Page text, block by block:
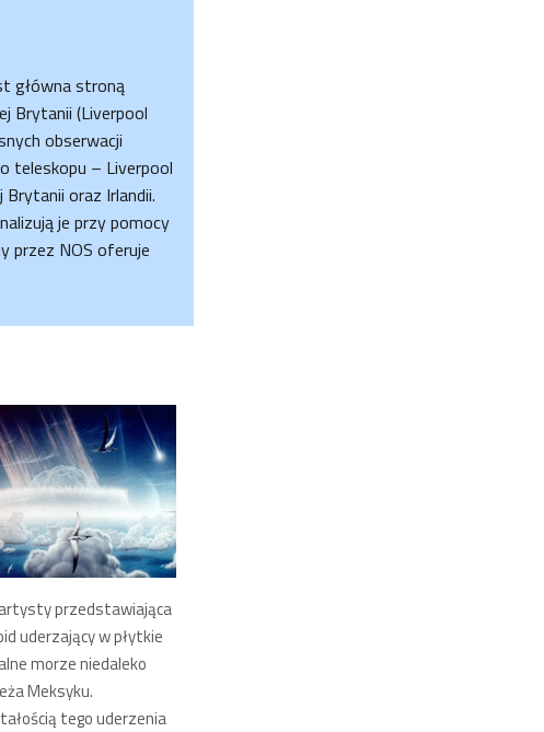
główna stroną
Brytanii (Liverpool
obserwacji
teleskopu – Liverpool
oraz Irlandii.
je przy pomocy
przez NOS oferuje
przedstawiająca
uderzający w płytkie
morze niedaleko
Meksyku.
tego uderzenia